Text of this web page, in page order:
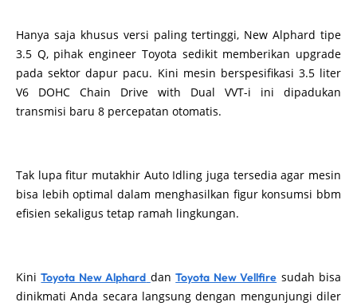
Hanya saja khusus versi paling tertinggi, New Alphard tipe
3.5 Q, pihak engineer Toyota sedikit memberikan upgrade
pada sektor dapur pacu. Kini mesin berspesifikasi 3.5 liter
V6 DOHC Chain Drive with Dual VVT-i ini dipadukan
transmisi baru 8 percepatan otomatis.
Tak lupa fitur mutakhir Auto Idling juga tersedia agar mesin
bisa lebih optimal dalam menghasilkan figur konsumsi bbm
efisien sekaligus tetap ramah lingkungan.
KiniToyota New Alphard danToyota New Vellfire sudah bisa
dinikmati Anda secara langsung dengan mengunjungi diler